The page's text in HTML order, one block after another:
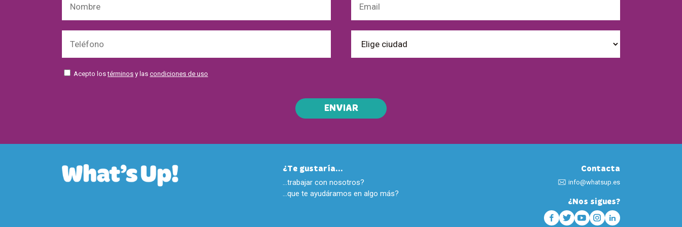
Acepto lostérminos y las condiciones de uso
ENVIAR
¿Te gustaría...
…trabajar con nosotros?
…que te ayudáramos en algo más?
Contacta
info@whatsup.es
¿Nos sigues?